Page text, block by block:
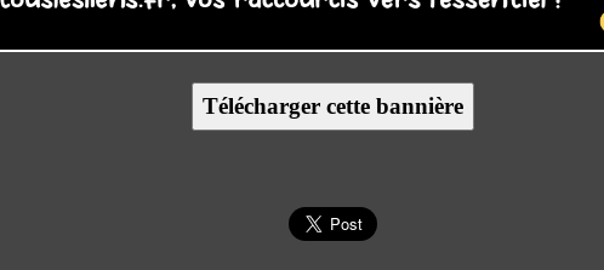
Télécharger cette bannière